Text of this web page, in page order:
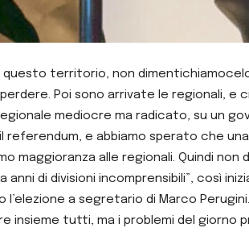
questo territorio, non
Poi sono arrivate le regionali, e
mediocre ma radicato, su un
e abbiamo sperato che
alle regionali. Quindi non
di divisioni incomprensibili”, così
a segretario di Marco Perugini.
insieme tutti, ma i problemi del giorno